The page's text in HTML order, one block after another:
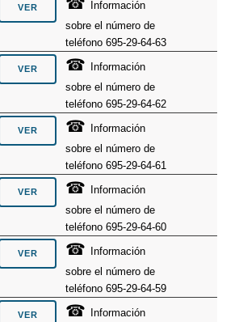
Información
sobre el número de
teléfono 695-29-64-63
☎ Información
sobre el número de
teléfono 695-29-64-62
☎ Información
sobre el número de
teléfono 695-29-64-61
☎ Información
sobre el número de
teléfono 695-29-64-60
☎ Información
sobre el número de
teléfono 695-29-64-59
☎ Información